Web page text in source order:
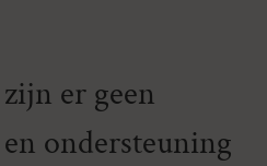
er geen
ondersteuning